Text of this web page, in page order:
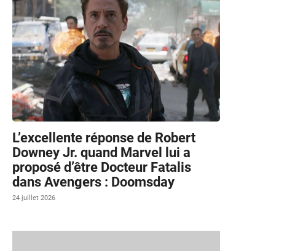
L’excellente réponse de Robert
Downey Jr. quand Marvel lui a
proposé d’être Docteur Fatalis
dans Avengers : Doomsday
24 juillet 2026